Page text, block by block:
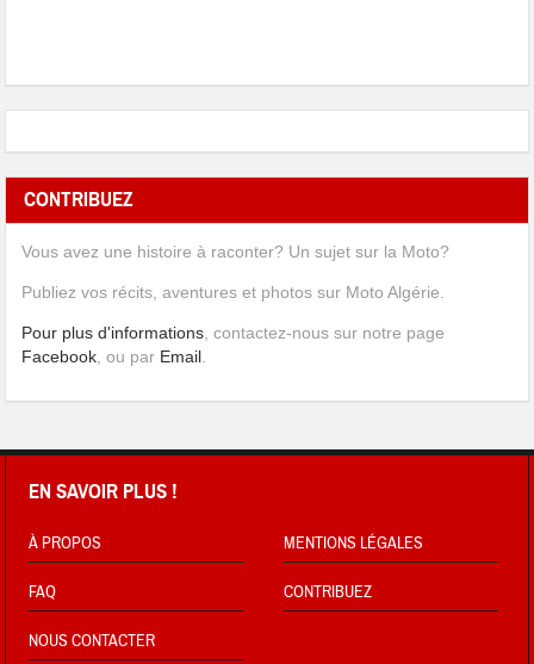
CONTRIBUEZ
Vous avez une histoire à raconter? Un sujet sur la Moto?
Publiez vos récits, aventures et photos sur Moto Algérie.
Pour plus d'informations , contactez-nous sur notre page
Facebook , ou par Email
EN SAVOIR PLUS !
À PROPOS MENTIONS LÉGALES
FAQ CONTRIBUEZ
NOUS CONTACTER